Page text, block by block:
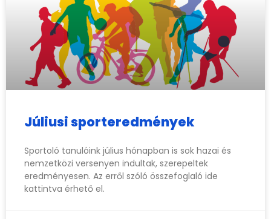
Júliusi sporteredmények
Sportoló tanulóink július hónapban is sok hazai és
nemzetközi versenyen indultak, szerepeltek
eredményesen. Az erről szóló összefoglaló ide
kattintva érhető el.